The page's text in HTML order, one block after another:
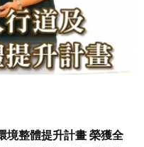
境整體提升計畫 榮獲全